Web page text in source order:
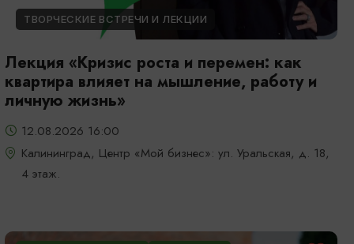
ТВОРЧЕСКИЕ ВСТРЕЧИ И ЛЕКЦИИ
Лекция «Кризис роста и перемен: как
квартира влияет на мышление, работу и
личную жизнь»
12.08.2026 16:00
Калининград, Центр «Мой бизнес»: ул. Уральская, д. 18,
4 этаж.